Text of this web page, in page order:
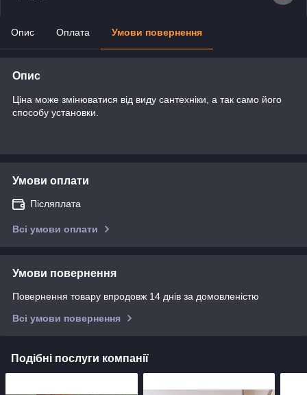
Опис Оплата Умови повернення
Опис
Ціна може змінюватися від виду сантехніки, а так само його
способу установки.
Умови оплати
Післяплата
Всі умови оплати
Умови повернення
Повернення товару впродовж 14 днів за домовленістю
Всі умови повернення
Подібні послуги компанії